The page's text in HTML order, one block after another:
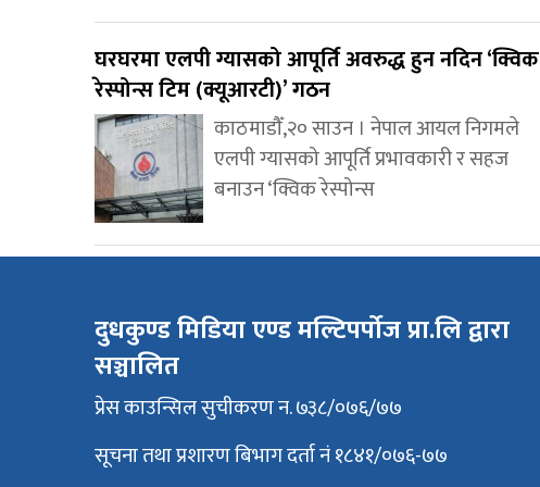
घरघरमा एलपी ग्यासको आपूर्ति अवरुद्ध हुन नदिन ‘क्विक
रेस्पोन्स टिम (क्यूआरटी)’ गठन
काठमाडौँ,२० साउन । नेपाल आयल निगमले
एलपी ग्यासको आपूर्ति प्रभावकारी र सहज
बनाउन ‘क्विक रेस्पोन्स
दुधकुण्ड मिडिया एण्ड मल्टिपर्पोज प्रा.लि द्वारा
सञ्चालित
प्रेस काउन्सिल सुचीकरण न. ७३८/०७६/७७
सूचना तथा प्रशारण बिभाग दर्ता नं १८४१/०७६-७७